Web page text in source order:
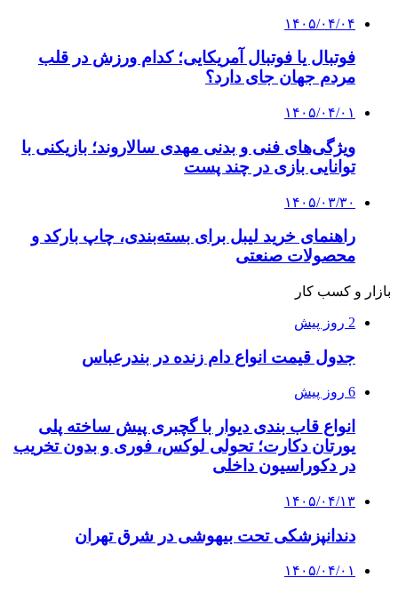
۱۴۰۵/۰۴/۰۴
فوتبال یا فوتبال آمریکایی؛ کدام ورزش در قلب
مردم جهان جای دارد؟
۱۴۰۵/۰۴/۰۱
ویژگی‌های فنی و بدنی مهدی سالاروند؛ بازیکنی با
توانایی بازی در چند پست
۱۴۰۵/۰۳/۳۰
راهنمای خرید لیبل برای بسته‌بندی، چاپ بارکد و
محصولات صنعتی
بازار و کسب کار
2 روز پیش
جدول قیمت انواع دام زنده در بندرعباس
6 روز پیش
انواع قاب بندی دیوار با گچبری پیش ساخته پلی
یورتان دکارت؛ تحولی لوکس، فوری و بدون تخریب
در دکوراسیون داخلی
۱۴۰۵/۰۴/۱۳
دندانپزشکی تحت بیهوشی در شرق تهران
۱۴۰۵/۰۴/۰۱